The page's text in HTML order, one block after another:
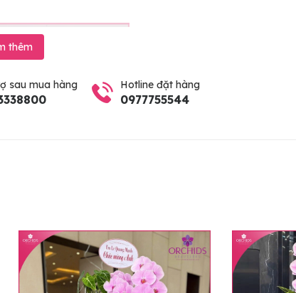
thêm
sau mua hàng Hotline đặt hàng
0977755544